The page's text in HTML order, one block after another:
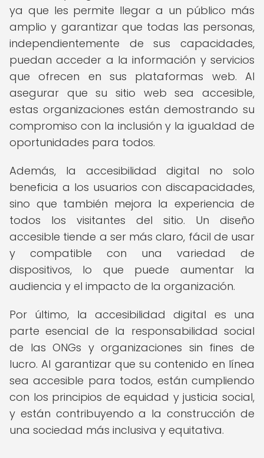
ya que les permite llegar a un público más
amplio y garantizar que todas las personas,
independientemente de sus capacidades,
puedan acceder a la información y servicios
que ofrecen en sus plataformas web. Al
asegurar que su sitio web sea accesible,
estas organizaciones están demostrando su
compromiso con la inclusión y la igualdad de
oportunidades para todos.
Además, la accesibilidad digital no solo
beneficia a los usuarios con discapacidades,
sino que también mejora la experiencia de
todos los visitantes del sitio. Un diseño
accesible tiende a ser más claro, fácil de usar
y compatible con una variedad de
dispositivos, lo que puede aumentar la
audiencia y el impacto de la organización.
Por último, la accesibilidad digital es una
parte esencial de la responsabilidad social
de las ONGs y organizaciones sin fines de
lucro. Al garantizar que su contenido en línea
sea accesible para todos, están cumpliendo
con los principios de equidad y justicia social,
y están contribuyendo a la construcción de
una sociedad más inclusiva y equitativa.